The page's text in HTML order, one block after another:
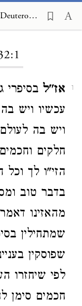
Toledot Yitzchak on Torah, Deuteronomy 32:1
1 אז"ל
עכשיו ויש
ויש בה
חלקים
הזי"ו לך
בדבר טוב
מהאזינו
שמתחילין
שפוסקין
לפי שיחזרו
חכמים סימן